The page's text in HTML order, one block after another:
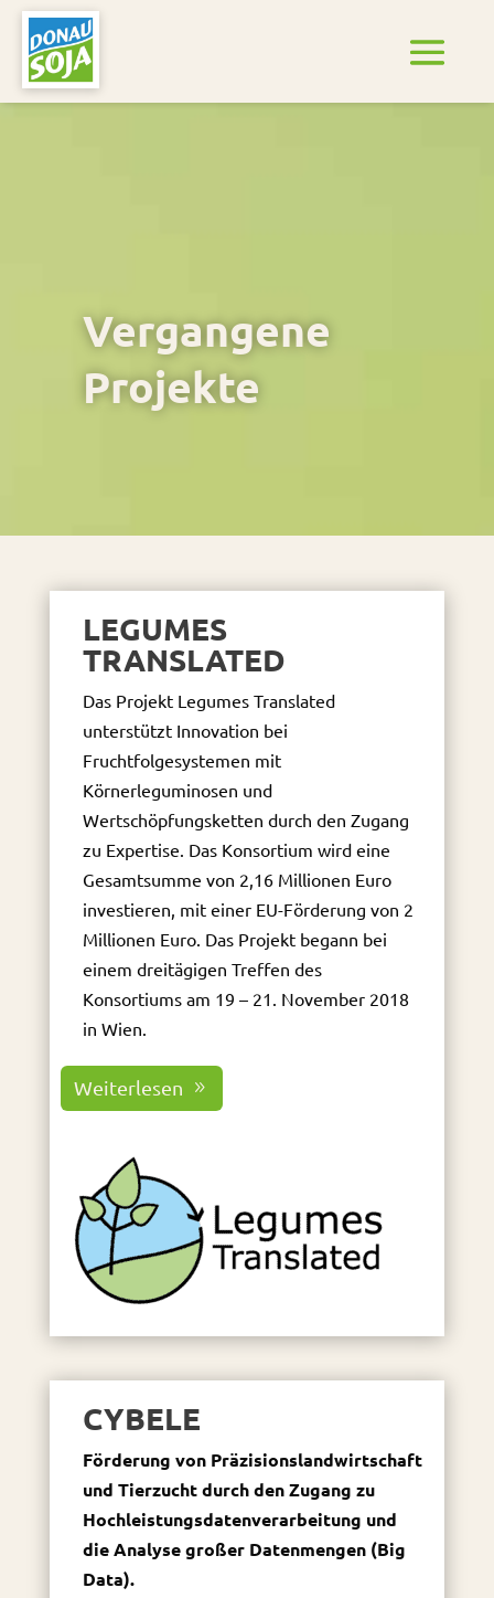
Vergangene
Projekte
LEGUMES
TRANSLATED
Das Projekt Legumes Translated
unterstützt Innovation bei
Fruchtfolgesystemen mit
Körnerleguminosen und
Wertschöpfungsketten durch den Zugang
zu Expertise. Das Konsortium wird eine
Gesamtsumme von 2,16 Millionen Euro
investieren, mit einer EU-Förderung von 2
Millionen Euro. Das Projekt begann bei
einem dreitägigen Treffen des
Konsortiums am 19 – 21. November 2018
in Wien.
Weiterlesen
CYBELE
Förderung von Präzisionslandwirtschaft
und Tierzucht durch den Zugang zu
Hochleistungsdatenverarbeitung und
die Analyse großer Datenmengen (Big
Data).